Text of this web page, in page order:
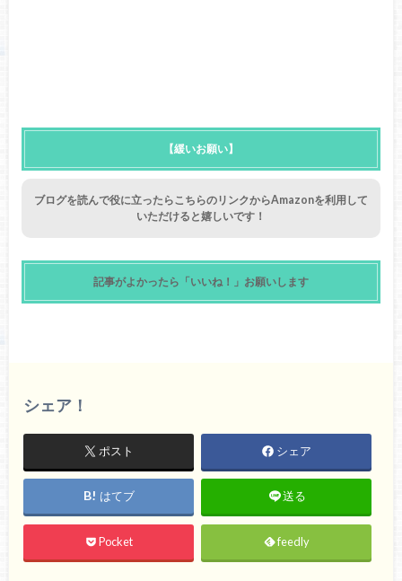
【緩いお願い】
ブログを読んで役に立ったらこちらのリンクからAmazonを利用して
いただけると嬉しいです！
記事がよかったら「いいね！」お願いします
シェア！
ポスト シェア
はてブ 送る
Pocket feedly